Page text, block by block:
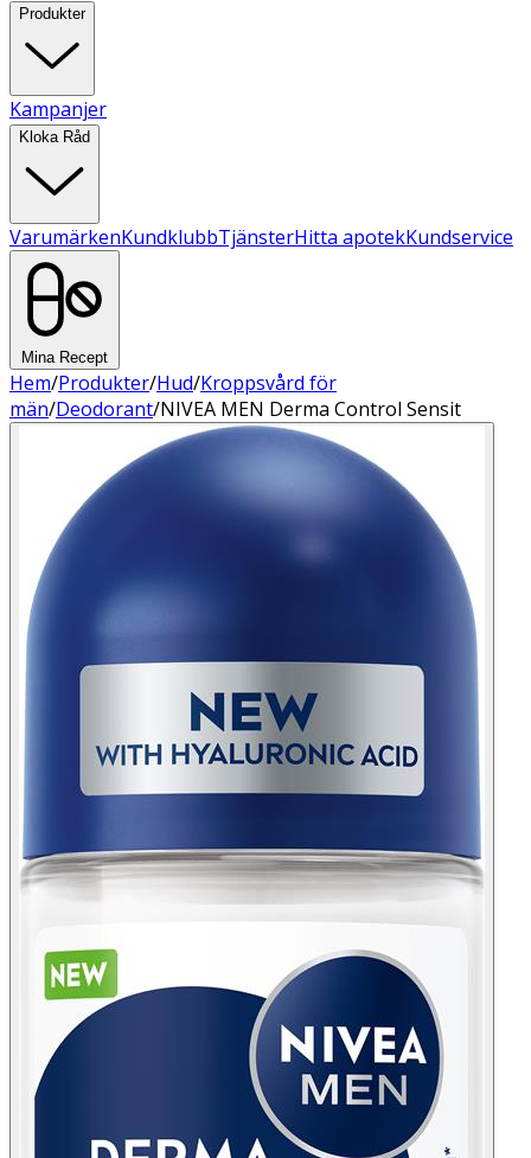
Produkter
Kampanjer
Kloka Råd
VarumärkenKundklubbTjänsterHitta apotekKundservice
Mina Recept
Hem/Produkter/Hud/Kroppsvård för
män/Deodorant/NIVEA MEN Derma Control Sensit